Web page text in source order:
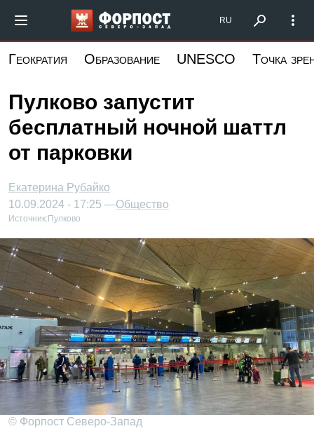
основному
Форпост Северо-Запад
RU
Геократия Образование UNESCO Точка
Пулково запустит
бесплатный ночной шаттл
от парковки
Екатерина Рубайко
10.09.2024 - 17:25 —Общество
Источник: Пулково
© Форпост Северо-Запад